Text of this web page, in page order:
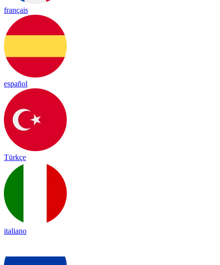
français
español
Türkçe
italiano